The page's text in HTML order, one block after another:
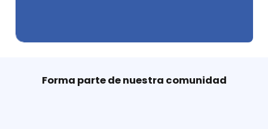
Forma parte de nuestra comunidad